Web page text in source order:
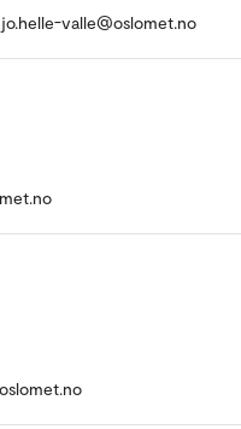
jo.helle-valle@oslomet.no